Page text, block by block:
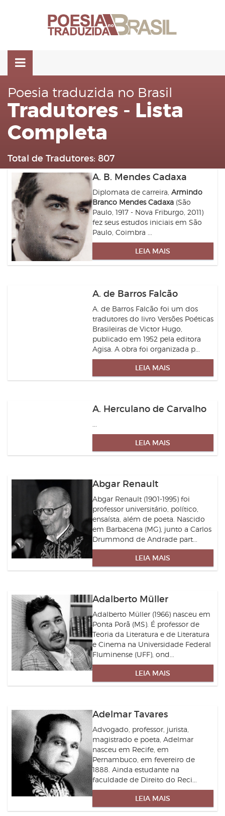
Poesia traduzida no Brasil
Tradutores - Lista
Completa
Total de Tradutores: 807
A. B. Mendes Cadaxa
Diplomata de carreira, Armindo
Branco Mendes Cadaxa (São
Paulo, 1917 - Nova Friburgo, 2011)
fez seus estudos iniciais em São
Paulo, Coimbra ...
LEIA MAIS
A. de Barros Falcão
A. de Barros Falcão foi um dos
tradutores do livro Versões Poéticas
Brasileiras de Victor Hugo,
publicado em 1952 pela editora
Agisa. A obra foi organizada p...
LEIA MAIS
A. Herculano de Carvalho
LEIA MAIS
Abgar Renault
Abgar Renault (1901-1995) foi
professor universitário, político,
ensaísta, além de poeta. Nascido
em Barbacena (MG), junto a Carlos
Drummond de Andrade part...
LEIA MAIS
Adalberto Müller
Adalberto Müller (1966) nasceu em
Ponta Porã (MS). É professor de
Teoria da Literatura e de Literatura
e Cinema na Universidade Federal
Fluminense (UFF), ond...
LEIA MAIS
Adelmar Tavares
Advogado, professor, jurista,
magistrado e poeta, Adelmar
nasceu em Recife, em
Pernambuco, em fevereiro de
1888. Ainda estudante na
faculdade de Direito do Reci...
LEIA MAIS